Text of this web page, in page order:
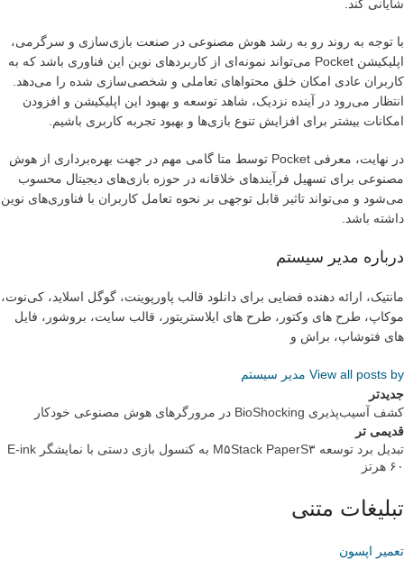
شایانی کند.
با توجه به روند رو به رشد هوش مصنوعی در صنعت بازی‌سازی و سرگرمی،
اپلیکیشن Pocket می‌تواند نمونه‌ای از کاربردهای نوین این فناوری باشد که به
کاربران عادی امکان خلق محتواهای تعاملی و شخصی‌سازی شده را می‌دهد.
انتظار می‌رود در آینده نزدیک، شاهد توسعه و بهبود این اپلیکیشن و افزودن
امکانات بیشتر برای افزایش تنوع بازی‌ها و بهبود تجربه کاربری باشیم.
در نهایت، معرفی Pocket توسط متا گامی مهم در جهت بهره‌برداری از هوش
مصنوعی برای تسهیل فرآیندهای خلاقانه در حوزه بازی‌های دیجیتال محسوب
می‌شود و می‌تواند تاثیر قابل توجهی بر نحوه تعامل کاربران با فناوری‌های نوین
داشته باشد.
درباره مدیر سیستم
مانتیک، ارائه دهنده فضایی برای دانلود قالب پاورپوینت، گوگل اسلاید، کی‌نوت،
موکاپ، طرح های وکتور، طرح های ایلاستریتور، قالب سایت، بروشور، فایل
های فتوشاپ، براش و
View all posts by مدیر سیستم
جدیدتر
کشف آسیب‌پذیری BioShocking در مرورگرهای هوش مصنوعی خودکار
قدیمی تر
تبدیل برد توسعه M۵Stack PaperS۳ به کنسول بازی دستی با نمایشگر E-ink
۶۰ هرتز
تبلیغات متنی
تعمیر اپسون